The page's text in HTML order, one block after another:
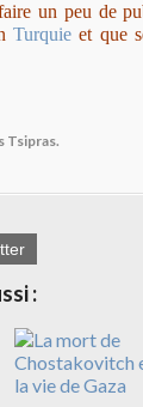
un peu de
Turquie et que
Tsipras.
: